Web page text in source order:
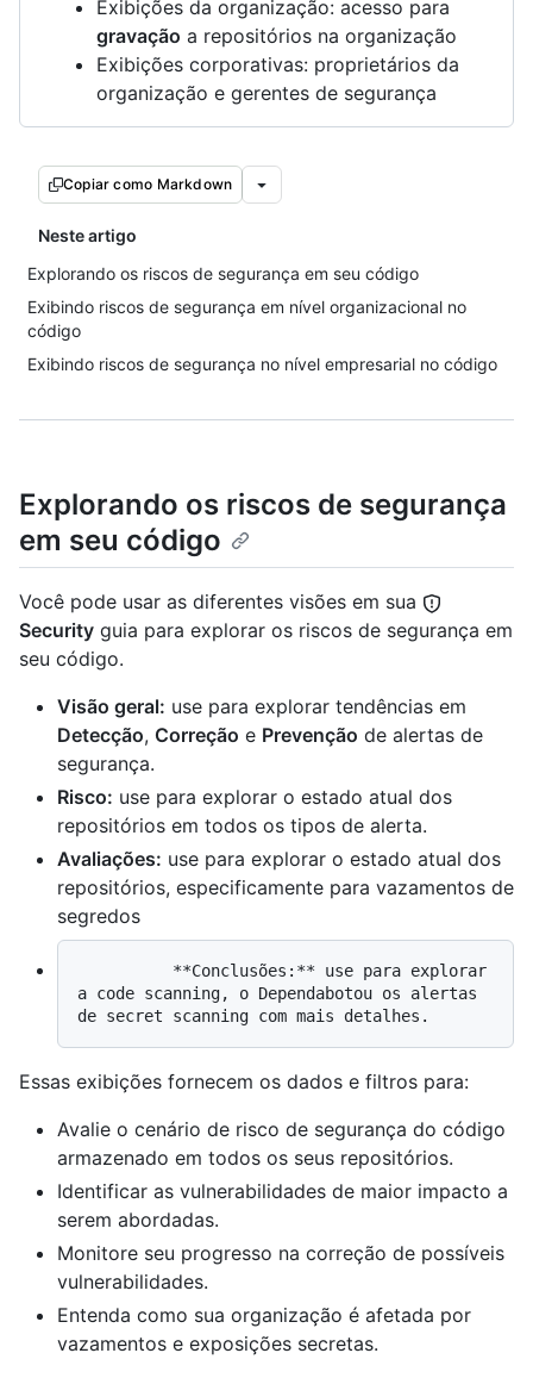
Exibições da organização: acesso para
gravação a repositórios na organização
Exibições corporativas: proprietários da
organização e gerentes de segurança
Copiar como Markdown
Neste artigo
Explorando os riscos de segurança em seu código
Exibindo riscos de segurança em nível organizacional no
código
Exibindo riscos de segurança no nível empresarial no código
Explorando os riscos de segurança
em seu código
Você pode usar as diferentes visões em sua
Security guia para explorar os riscos de segurança em
seu código.
Visão geral: use para explorar tendências em
Detecção, Correção e Prevenção de alertas de
segurança.
Risco: use para explorar o estado atual dos
repositórios em todos os tipos de alerta.
Avaliações: use para explorar o estado atual dos
repositórios, especificamente para vazamentos de
segredos
a code scanning, o Dependabotou os alertas
Essas exibições fornecem os dados e filtros para:
Avalie o cenário de risco de segurança do código
armazenado em todos os seus repositórios.
Identificar as vulnerabilidades de maior impacto a
serem abordadas.
Monitore seu progresso na correção de possíveis
vulnerabilidades.
Entenda como sua organização é afetada por
vazamentos e exposições secretas.